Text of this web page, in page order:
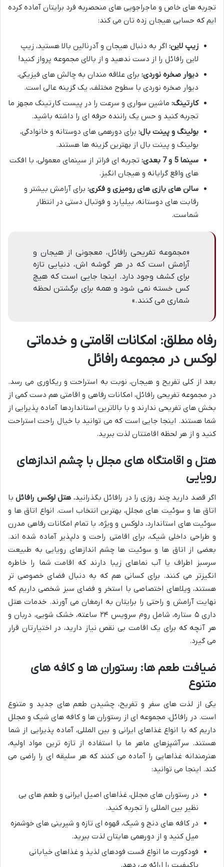
تجربه های خاص و ماجراجویی های منحصربه فرد برایتان آماده کرده
ایم که حسابی هیجان زده تان می کند:
زیپ لاین: اگر به دنبال هیجان و آدرنالین بالا هستید، زیپ
لاین رافائل را از دست ندهید و از بالای مجموعه پرواز کنید!
دیوار صخره نوردی: برای علاقه مندان به چالش های فیزیکی،
دیوار صخره نوردی با سطوح مختلف، یک گزینه عالی است.
کارتینگ: ماشین سواری و سرعت را در پیست کارتینگ مجهز ما
تجربه کنید و حس یک راننده حرفه ای را داشته باشید.
بولینگ و پینت بال: برای دورهمی های دوستانه و خانوادگی،
بولینگ و پینت بال از بهترین گزینه ها هستند.
سینما 5 و 7 بعدی:
تجربه ای فراتر از سینمای معمولی، با افکت
های واقع گرایانه و هیجان انگیز.
سالن های بازی های رومیزی و فکری: برای آرامش بیشتر و
رقابت های دوستانه، بیلیارد و فوتبال دستی در انتظار
شماست.
«مجموعه تفریحی رافائل، معجونی از هیجان و
آرامش است که در هر گوشه اش، دنیایی تازه
برای کشف وجود دارد. اینجا جایی است که هیچ
کس خسته نمی شود و همه برای برگشتن لحظه
شماری می کنند.»
رفاه مطلق: امکانات اقامتی و خدماتی
لوکس در مجموعه رافائل
بعد از کلی تفریح و هیجان، نوبت به استراحت و ریکاوری می رسد.
در مجموعه تفریحی رافائل، امکانات رفاهی و اقامتی هم دست کمی از
بخش های تفریحی ندارند و با بالاترین استانداردها آماده پذیرایی از
شما هستند. اینجا جایی است که می توانید با خیال راحت استراحت
کنید و از هر لحظه اقامتتان لذت ببرید.
هتل و اقامتگاه های مجلل با چشم اندازهای
رویایی
اگر قصد دارید چند روزی را در رافائل بگذرانید، هتل لوکس رافائلبا
اتاق ها و سوئیت های مجلل، بهترین انتخاب است. انواع اتاق ها و
سوئیت های استاندارد، دلوکس و ویژه، با تمام امکانات رفاهی مدرن
و طراحی داخلی شیک، برای اقامتی راحت و دلپذیر آماده شده اند.
بعضی از اتاق ها و سوئیت ها چشم اندازهای رویایی به طبیعت
سرسبز اطراف یا آب نماهای زیبا دارند که اقامت شما را خاطره
انگیزتر می کنند. برای کسانی هم که به دنبال فضای خصوصی تر
هستند، ویلاهای اختصاصی با استخر و فضای سبز شخصی داریم که
نهایت آرامش و راحتی را برایتان به ارمغان می آورند. خدمات هتل
داری ۵ ستاره، شامل روم سرویس ۲۴ ساعته، خشک شویی، دربان و
هر آنچه که برای یک اقامت بی نقص نیاز دارید، در اختیارتان قرار
می گیرد.
ضیافت طعم ها: رستوران ها و کافه های
متنوع
یکی از لذت های سفر و تفریح، چشیدن طعم های جدید و متنوع
است. در رافائل، مجموعه ای از رستوران ها و کافه های شیک و مجلل
داریم که با انواع غذاهای ایرانی و بین المللی، آماده پذیرایی از شما
هستند. سرآشپزهای ماهر ما با استفاده از تازه ترین مواد اولیه،
هنرمندانه غذاهایی را آماده می کنند که هر سلیقه ای را راضی می
کند. اینجا می توانید:
در رستوران های مجلل، غذاهای اصیل ایرانی و طعم های بی
نظیر بین المللی را تجربه کنید.
در کافه های دنج و شیک، قهوه ای تازه و شیرینی های خوشمزه
میل کنید و از دورهمی هایتان لذت ببرید.
فودکورت ما انواع فست فودهای لذیذ و غذاهای خیابانی
باکیفیت را ارائه می دهد.